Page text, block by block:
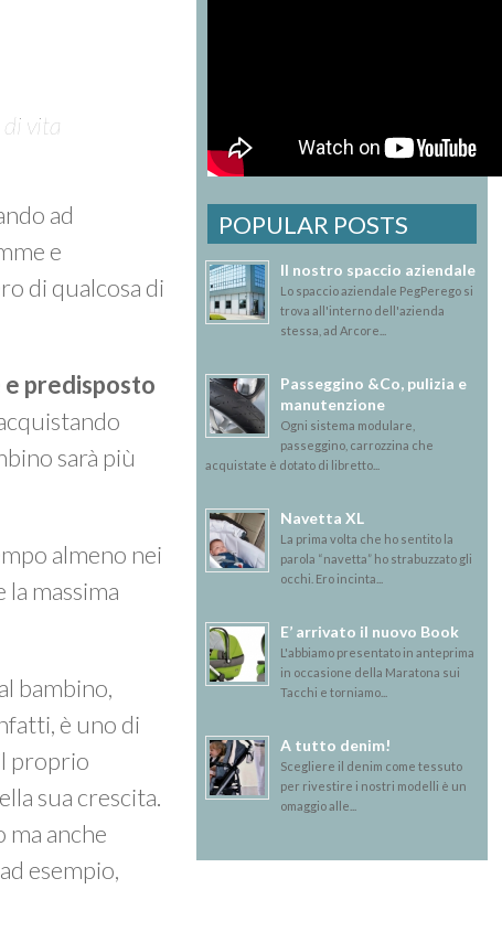
vita
ad
e
di qualcosa di
e predisposto
sarà più
almeno nei
massima
bambino,
è uno di
proprio
sua crescita.
ma anche
esempio,
POPULAR POSTS
Il nostro spaccio aziendale
Lo spaccio aziendale PegPerego si
trova all'interno dell'azienda
stessa, ad Arcore...
Passeggino &Co, pulizia e
manutenzione
Ogni sistema modulare,
passeggino, carrozzina che
acquistate è dotato di libretto...
Navetta XL
La prima volta che ho sentito la
parola “navetta” ho strabuzzato gli
occhi. Ero incinta...
E’ arrivato il nuovo Book
L'abbiamo presentato in anteprima
in occasione della Maratona sui
Tacchi e torniamo...
A tutto denim!
Scegliere il denim come tessuto
per rivestire i nostri modelli è un
omaggio alle...